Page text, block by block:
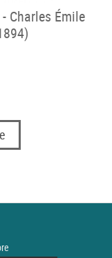
Charles Émile